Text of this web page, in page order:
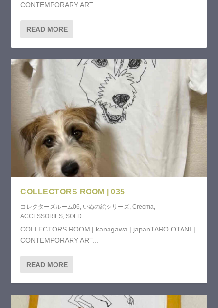
CONTEMPORARY ART...
READ MORE
COLLECTORS ROOM | 035
コレクターズルーム06, いぬの絵シリーズ,Creema,
ACCESSORIES,SOLD
COLLECTORS ROOM | kanagawa | japanTARO OTANI |
CONTEMPORARY ART...
READ MORE